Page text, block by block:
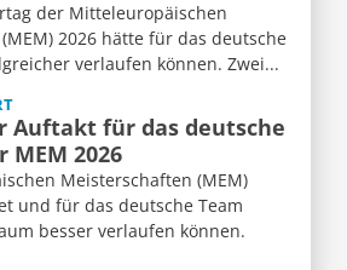
der Mitteleuropäischen
2026 hätte für das deutsche
verlaufen können. Zwei...
Auftakt für das deutsche
MEM 2026
Meisterschaften (MEM)
und für das deutsche Team
besser verlaufen können.